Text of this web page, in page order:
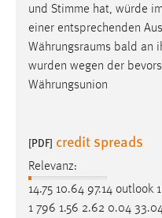
und Stimme hat, würde
einer entsprechenden
Währungsraums bald an
wurden wegen der
Währungsunion
[PDF] credit spreads
Relevanz:
14.75 10.64 97.14
1 796 1.56 2.62 0.04